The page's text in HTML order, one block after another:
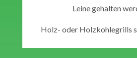
Leine gehalten
Holz- oder Holzkohlegrills